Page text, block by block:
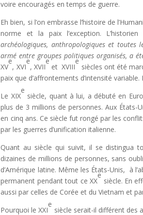
voire encouragés en temps de guerre.
Eh bien, si l’on embrasse l’histoire de
norme et la paix l’exception.
archéologiques, anthropologiques et
armé entre groupes politiques organisés, a
XV
e
, XVI
e
, XVII
e
et XVIII
e
siècles ont été
paix que d’affrontements d’intensité
Le XIX
e
siècle, quant à lui, a débuté en
plus de 3 millions de personnes. Aux États-
en cinq ans. Ce siècle fut rongé par les
par les guerres d’unification italienne.
Quant au siècle qui suivit, il se distingua
dizaines de millions de personnes, sans
d’Amérique latine. Même les États-Unis, à
permanent pendant tout ce XX
e
siècle. En
aussi par celles de Corée et du Vietnam et
Pourquoi le XXI
e
siècle serait-il différent des